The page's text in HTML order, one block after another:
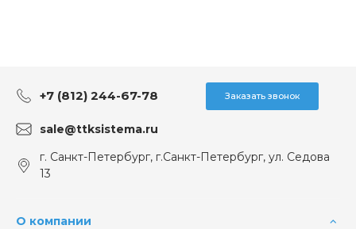
+7 (812) 244-67-78 Заказать звонок
sale@ttksistema.ru
г. Санкт-Петербург, г.Санкт-Петербург, ул. Седова
13
О компании